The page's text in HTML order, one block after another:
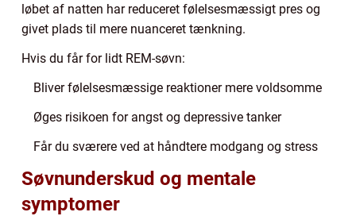
løbet af natten har reduceret følelsesmæssigt pres og
givet plads til mere nuanceret tænkning.
Hvis du får for lidt REM-søvn:
Bliver følelsesmæssige reaktioner mere voldsomme
Øges risikoen for angst og depressive tanker
Får du sværere ved at håndtere modgang og stress
Søvnunderskud og mentale
symptomer